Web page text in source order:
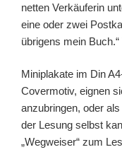
netten Verkäuferin
eine oder zwei
übrigens mein
Miniplakate im Din
Covermotiv, eignen
anzubringen, oder
der Lesung selbst
„Wegweiser“ zum